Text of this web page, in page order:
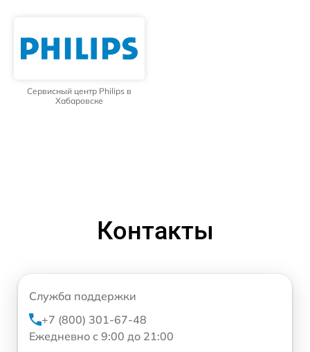
Сервисный центр Philips в
Хабаровске
Контакты
Служба поддержки
+7 (800) 301-67-48
Ежедневно с 9:00 до 21:00